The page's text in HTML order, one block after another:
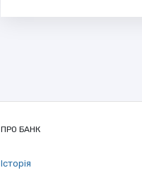
ПРО БАНК
Історія